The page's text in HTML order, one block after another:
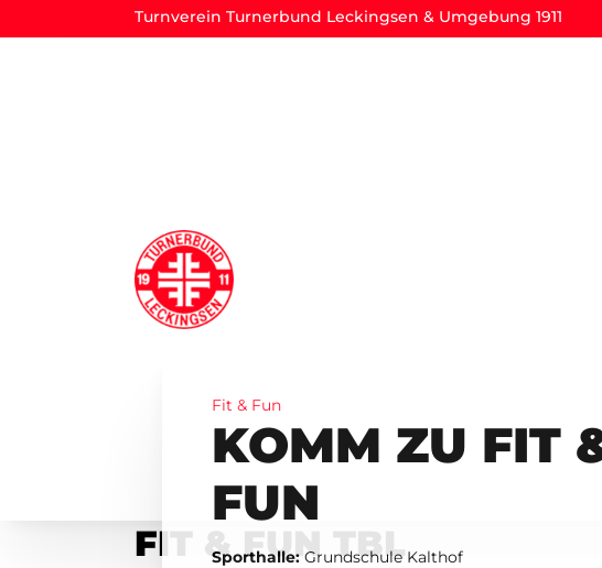
Turnverein Turnerbund Leckingsen & Umgebung 1911
KOMM ZU FIT
FUN
Sporthalle:Grundschule Kalthof
Fit & Fun
FIT & FUN TBL